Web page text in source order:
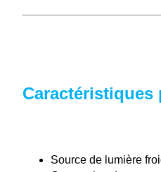
Caractéristiques
Source de lumière